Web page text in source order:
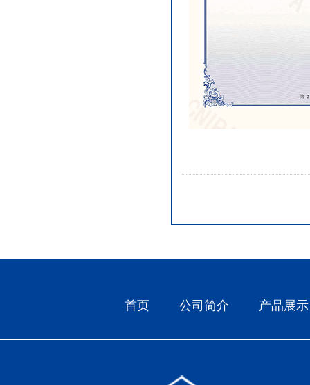
一种摄像头弯型保护壳焊
首页 公司简介 产品展示